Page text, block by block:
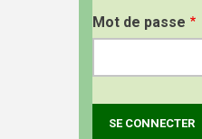
Mot de passe